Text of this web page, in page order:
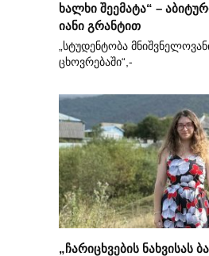
ხალხი შეემატა“ –
იანი გრანტით
„სტუდენტობა
ცხოვრებაში“,-
„ჩარიცხვების ნახვისას